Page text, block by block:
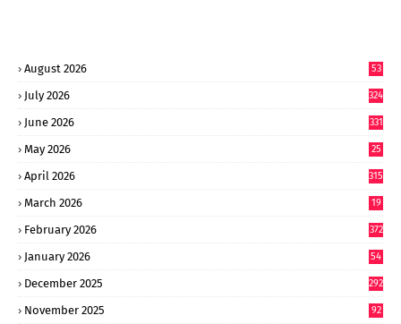
August 2026 53
July 2026 324
June 2026 331
May 2026
25
April 2026 315
March 2026
19
February 2026 372
January 2026
54
December 2025 292
November 2025 92